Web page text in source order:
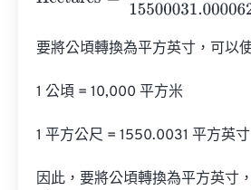
要將公頃轉換為平方英寸，可以
1 公頃 = 10,000 平方米
1 平方公尺 = 1550.0031 平方英寸
因此，要將公頃轉換為平方英寸